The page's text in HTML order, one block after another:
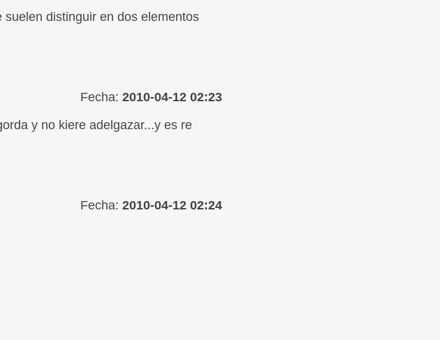
distinguir en dos elementos
Fecha: 2010-04-12 02:23
y no kiere adelgazar...y es re
Fecha: 2010-04-12 02:24